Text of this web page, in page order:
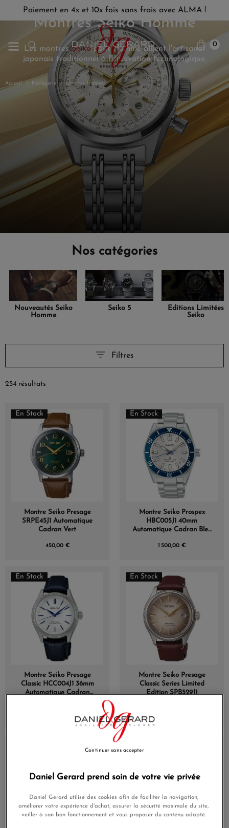
Paiement en 4x et 10x fois sans frais avec ALMA !
0
Accueil Horlogerie Montres Homme
Montres Seiko Homme
Les montresSeikopour Homme allient l'artisanat
japonais traditionnel à l'innovation technologique.
Nos catégories
Nouveautés Seiko
Homme
Seiko 5
Editions Limitées
Seiko
Filtres
254 résultats
En Stock
Montre Seiko Presage
SRPE45J1 Automatique
Cadran Vert
450,00 €
En Stock
Montre Seiko Prospex
HBC005J1 40mm
Automatique Cadran Bleu
1 500,00 €
En Stock
Montre Seiko Presage
Classic HCC004J1 36mm
Automatique Cadran
En Stock
Montre Seiko Presage
Classic Series Limited
Edition SPB529J1
Daniel Gerard prend soin de votre vie privée
Daniel Gerard utilise des cookies afin de faciliter la navigation,
améliorer votre expérience d'achat, assurer la sécurité maximale du site,
veiller à son bon fonctionnement et vous proposer du contenu adapté.
Continuer sans accepter